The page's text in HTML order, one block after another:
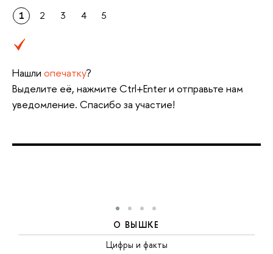
1 2 3 4 5
Нашли опечатку?
Выделите её, нажмите Ctrl+Enter и отправьте нам
уведомление. Спасибо за участие!
О ВЫШКЕ
Цифры и факты